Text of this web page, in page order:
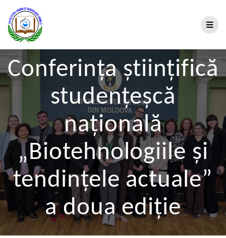
Conferința științifică
studențeșcă
națională
„Biotehnologiile și
tendințele actuale”
a doua ediție